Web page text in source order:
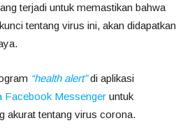
terjadi untuk memastikan bahwa
tentang virus ini, akan didapatkan
“health alert”di aplikasi
Facebook Messenger untuk
akurat tentang virus corona.